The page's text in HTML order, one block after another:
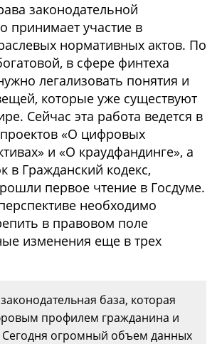
законодательной
принимает участие в
нормативных актов. По
в сфере финтеха
легализовать понятия и
которые уже существуют
Сейчас эта работа ведется в
«О цифровых
и «О краудфандинге», а
в Гражданский кодекс,
первое чтение в Госдуме.
необходимо
в правовом поле
изменения еще в трех
база, которая
профилем гражданина и
Сегодня огромный объем данных